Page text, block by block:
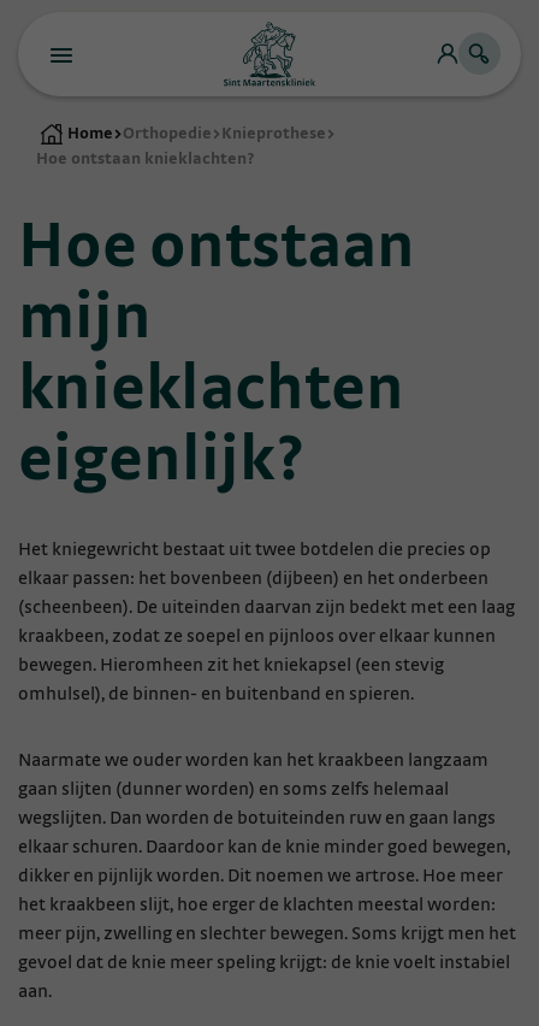
Home >Orthopedie > Knieprothese >
Hoe ontstaan knieklachten?
Hoe ontstaan
mijn
knieklachten
eigenlijk?
Het kniegewricht bestaat uit twee botdelen die precies op
elkaar passen: het bovenbeen (dijbeen) en het onderbeen
(scheenbeen). De uiteinden daarvan zijn bedekt met een laag
kraakbeen, zodat ze soepel en pijnloos over elkaar kunnen
bewegen. Hieromheen zit het kniekapsel (een stevig
omhulsel), de binnen- en buitenband en spieren.
Naarmate we ouder worden kan het kraakbeen langzaam
gaan slijten (dunner worden) en soms zelfs helemaal
wegslijten. Dan worden de botuiteinden ruw en gaan langs
elkaar schuren. Daardoor kan de knie minder goed bewegen,
dikker en pijnlijk worden. Dit noemen we artrose. Hoe meer
het kraakbeen slijt, hoe erger de klachten meestal worden:
meer pijn, zwelling en slechter bewegen. Soms krijgt men het
gevoel dat de knie meer speling krijgt: de knie voelt instabiel
aan.